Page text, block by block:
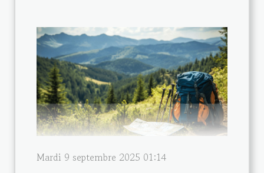
Mardi 9 septembre 2025 01:14